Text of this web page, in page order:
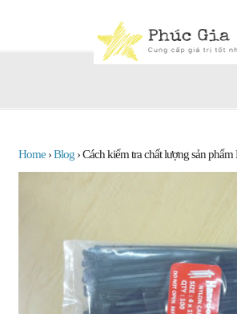
Home ›Blog ›Cách kiểm tra chất lượng sản